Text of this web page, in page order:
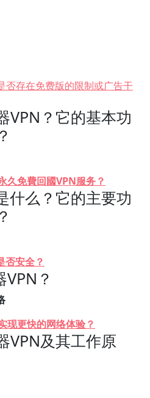
否存在免费版的限制或广告干
VPN？它的基本功
久免費回國VPN服务？
什么？它的主要功
否安全？
？
现更快的网络体验？
VPN及其工作原